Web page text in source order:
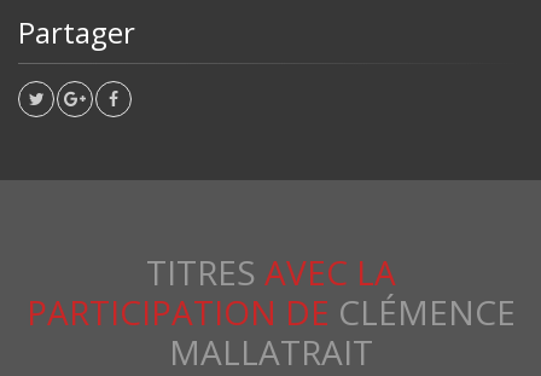
Partager
TITRES AVEC LA
PARTICIPATION DE CLÉMENCE
MALLATRAIT